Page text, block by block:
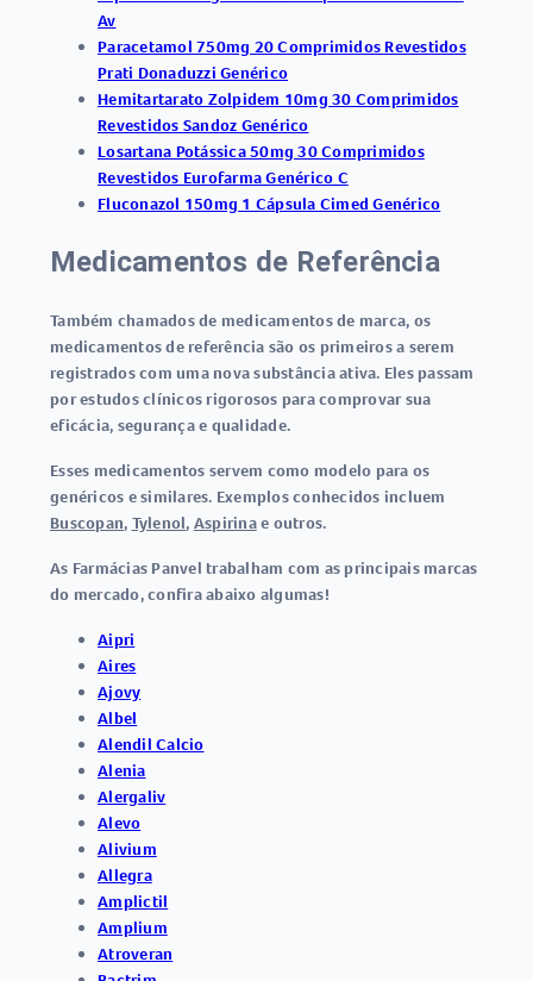
Av
Paracetamol 750mg 20 Comprimidos Revestidos
Prati Donaduzzi Genérico
Hemitartarato Zolpidem 10mg 30 Comprimidos
Revestidos Sandoz Genérico
Losartana Potássica 50mg 30 Comprimidos
Revestidos Eurofarma Genérico C
Fluconazol 150mg 1 Cápsula Cimed Genérico
Medicamentos de Referência
Também chamados de medicamentos de marca, os
medicamentos de referência são os primeiros a serem
registrados com uma nova substância ativa. Eles passam
por estudos clínicos rigorosos para comprovar sua
eficácia, segurança e qualidade.
Esses medicamentos servem como modelo para os
genéricos e similares. Exemplos conhecidos incluem
Buscopan, Tylenol, Aspirinae outros.
As Farmácias Panvel trabalham com as principais marcas
do mercado, confira abaixo algumas!
Aipri
Aires
Ajovy
Albel
Alendil Calcio
Alenia
Alergaliv
Alevo
Alivium
Allegra
Amplictil
Amplium
Atroveran